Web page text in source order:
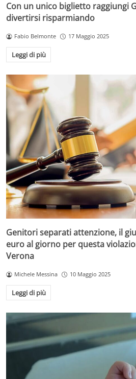
Con un unico biglietto raggiungi
divertirsi risparmiando
Fabio Belmonte 17 Maggio 2025
Leggi di più
Genitori separati attenzione, il
euro al giorno per questa
Verona
Michele Messina 10 Maggio 2025
Leggi di più